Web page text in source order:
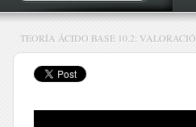
TEORÍA ÁCIDO BASE 10.2: